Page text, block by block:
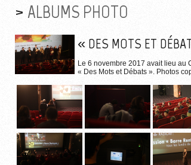
ALBUMS PHOTO
« DES MOTS ET
Le 6 novembre 2017 avait lieu au
« Des Mots et Débats ». Photos